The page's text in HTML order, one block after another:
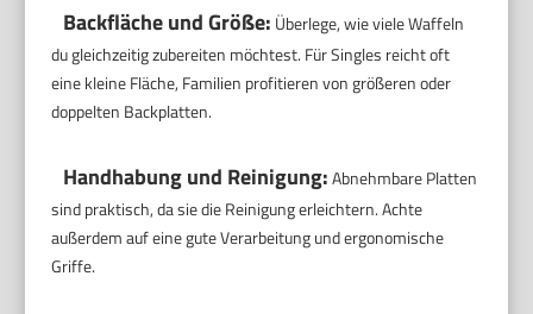
Backfläche und Größe: Überlege, wie viele Waffeln
du gleichzeitig zubereiten möchtest. Für Singles reicht oft
eine kleine Fläche, Familien profitieren von größeren oder
doppelten Backplatten.
Handhabung und Reinigung:Abnehmbare Platten
sind praktisch, da sie die Reinigung erleichtern. Achte
außerdem auf eine gute Verarbeitung und ergonomische
Griffe.